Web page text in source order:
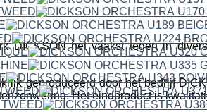
DICKSON het vaakst tegen in
geproduceerd door het bedrijf
Het eindproduct is